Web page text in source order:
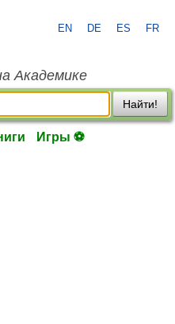
EN DE ES FR
Академике
Найти!
Игры ⚽